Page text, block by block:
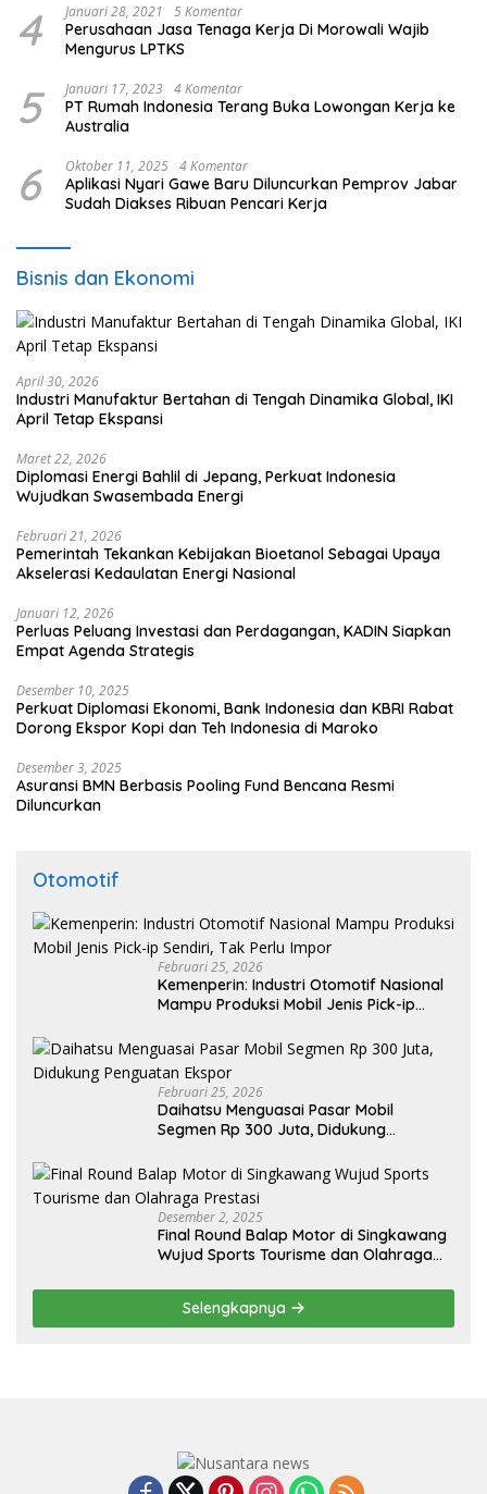
4 Januari 28, 2021 5 Komentar
Perusahaan Jasa Tenaga Kerja Di Morowali Wajib
Mengurus LPTKS
5 Januari 17, 2023 4 Komentar
PT Rumah Indonesia Terang Buka Lowongan Kerja ke
Australia
6 Oktober 11, 2025 4 Komentar
Aplikasi Nyari Gawe Baru Diluncurkan Pemprov Jabar
Sudah Diakses Ribuan Pencari Kerja
Bisnis dan Ekonomi
April 30, 2026
Industri Manufaktur Bertahan di Tengah Dinamika Global, IKI
April Tetap Ekspansi
Maret 22, 2026
Diplomasi Energi Bahlil di Jepang, Perkuat Indonesia
Wujudkan Swasembada Energi
Februari 21, 2026
Pemerintah Tekankan Kebijakan Bioetanol Sebagai Upaya
Akselerasi Kedaulatan Energi Nasional
Januari 12, 2026
Perluas Peluang Investasi dan Perdagangan, KADIN Siapkan
Empat Agenda Strategis
Desember 10, 2025
Perkuat Diplomasi Ekonomi, Bank Indonesia dan KBRI Rabat
Dorong Ekspor Kopi dan Teh Indonesia di Maroko
Desember 3, 2025
Asuransi BMN Berbasis Pooling Fund Bencana Resmi
Diluncurkan
Otomotif
Februari 25, 2026
Kemenperin: Industri Otomotif Nasional
Mampu Produksi Mobil Jenis Pick-ip
Februari 25, 2026
Daihatsu Menguasai Pasar Mobil
Segmen Rp 300 Juta, Didukung
Desember 2, 2025
Final Round Balap Motor di Singkawang
Wujud Sports Tourisme dan Olahraga
Selengkapnya